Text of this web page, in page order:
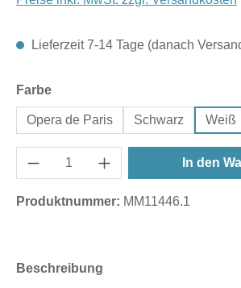
Lieferzeit 7-14 Tage (danach
Farbeauswählen
Opera de Paris Schwarz Weiß
In den
Produktnummer: MM11446.1
Beschreibung